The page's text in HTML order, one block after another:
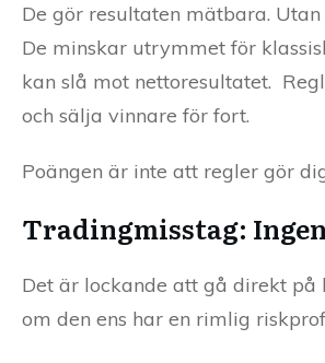
De gör resultaten mätbara.
De minskar utrymmet för
kan slå mot nettoresultatet.
och sälja vinnare för fort.
Poängen är inte att regler gör
Tradingmisstag:
Det är lockande att gå direkt
om den ens har en rimlig